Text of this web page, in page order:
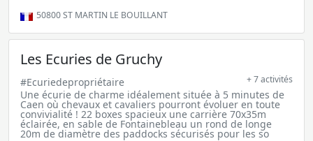
50800ST MARTIN LE BOUILLANT
Les Ecuries de Gruchy
#Ecuriedepropriétaire + 7 activités
Une écurie de charme idéalement située à 5 minutes de
Caen où chevaux et cavaliers pourront évoluer en toute
convivialité ! 22 boxes spacieux une carrière 70x35m
éclairée, en sable de Fontainebleau un rond de longe
20m de diamètre des paddocks sécurisés pour les so